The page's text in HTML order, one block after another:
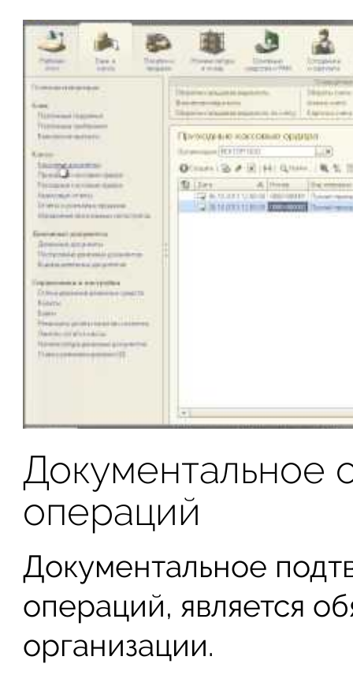
Документальное
операций
Документальное
операций, является
организации.